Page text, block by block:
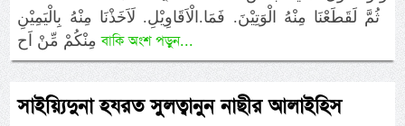
الْاَقَاوِيْلِ.‏ لَاَخَذْنَا مِنْهُ بِالْيَمِيْنِ.‎‏ ثُمَّ لَقَطَعْنَا مِنْهُ الْوَتِيْنَ. فَمَا
مِنْكُمْ مِّنْ اَحবাকি অংশ পড়ুন...
সাইয়্যিদুনা হযরত সুলত্বানুন নাছীর আলাইহিস